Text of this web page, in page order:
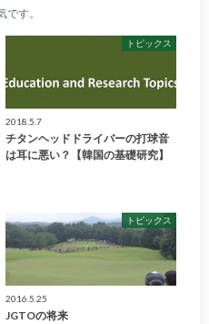
です。
トピックス
2018.5.7
チタンヘッドドライバーの打球音
は耳に悪い？【韓国の基礎研究】
トピックス
2016.5.25
JGTOの将来